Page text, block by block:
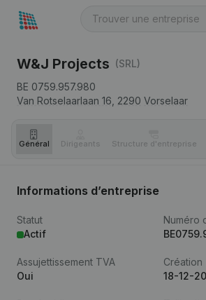
W&J Projects (SRL)
BE 0759.957.980
Van Rotselaarlaan 16, 2290 Vorselaar
Général Dirigeants Structure d'entreprise
Informations d’entreprise
Statut
Actif
Numéro
Assujettissement TVA
Oui
Création
18-12-